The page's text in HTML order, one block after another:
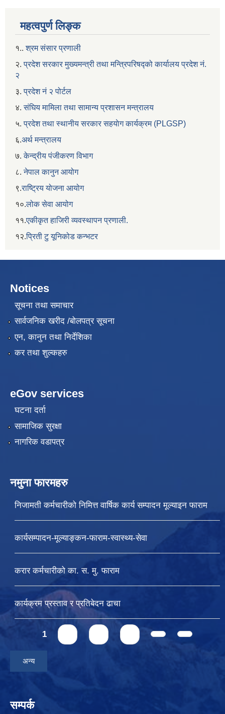
महत्वपुर्ण लिङ्क
१..श्रम संसार प्रणाली
२. प्रदेश सरकार मुख्यमन्त्री तथा मन्त्रिपरिषद्को कार्यालय प्रदेश नं.
२
३.प्रदेश नं २ पोर्टल
४.संघिय मामिला तथा सामान्य प्रशासन मन्त्रालय
५.प्रदेश तथा स्थानीय सरकार सहयाेग कार्यक्रम (PLGSP)
६.अर्थ मन्त्रालय
७.केन्द्रीय पंजीकरण विभाग
८.नेपाल कानुन आयोग
९.राष्ट्रिय योजना आयोग
१०.लोक सेवा आयोग
११.एकीकृत हाजिरी व्यवस्थापन प्रणाली.
१२.प्रिती टु यूनिकोड कन्भटर
Notices
सूचना तथा समाचार
सार्वजनिक खरीद /बोलपत्र सूचना
एन, कानुन तथा निर्देशिका
कर तथा शुल्कहरु
eGov services
घटना दर्ता
सामाजिक सुरक्षा
नागरिक वडापत्र
नमुना फारमहरु
निजामती कर्मचारीको निमित्त वार्षिक कार्य सम्पादन मूल्याइन फाराम
कार्यसम्पादन-मूल्याङ्कन-फाराम-स्वास्थ्य-सेवा
करार कर्मचारीको का. स. मु. फाराम
कार्यक्रम प्रस्ताव र प्रतिबेदन ढाचा
Pages
1
अन्य
सम्पर्क